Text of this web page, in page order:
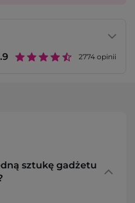
2774 opinii
sztukę gadżetu